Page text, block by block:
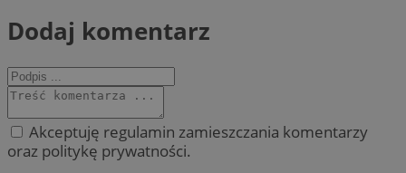
Dodaj komentarz
Akceptuję regulamin zamieszczania komentarzy
oraz politykę prywatności.